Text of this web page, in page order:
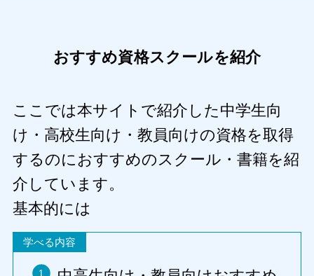
おすすめ資格スクールを紹介
ここでは本サイトで紹介した中学生向
け・高校生向け・教員向けの資格を取得
するのにおすすめのスクール・書籍を紹
介しています。
基本的には
学べる内容